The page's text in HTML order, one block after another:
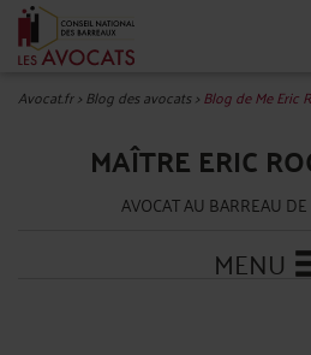
Avocat.fr>Blog des avocats>Blog de Me Eric
MAÎTRE ERIC
AVOCAT AU BARREAU
MENU